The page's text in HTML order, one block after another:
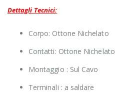
Dettagli Tecnici:
Corpo: Ottone Nichelato
Contatti: Ottone Nichelato
Montaggio : Sul Cavo
Terminali : a saldare